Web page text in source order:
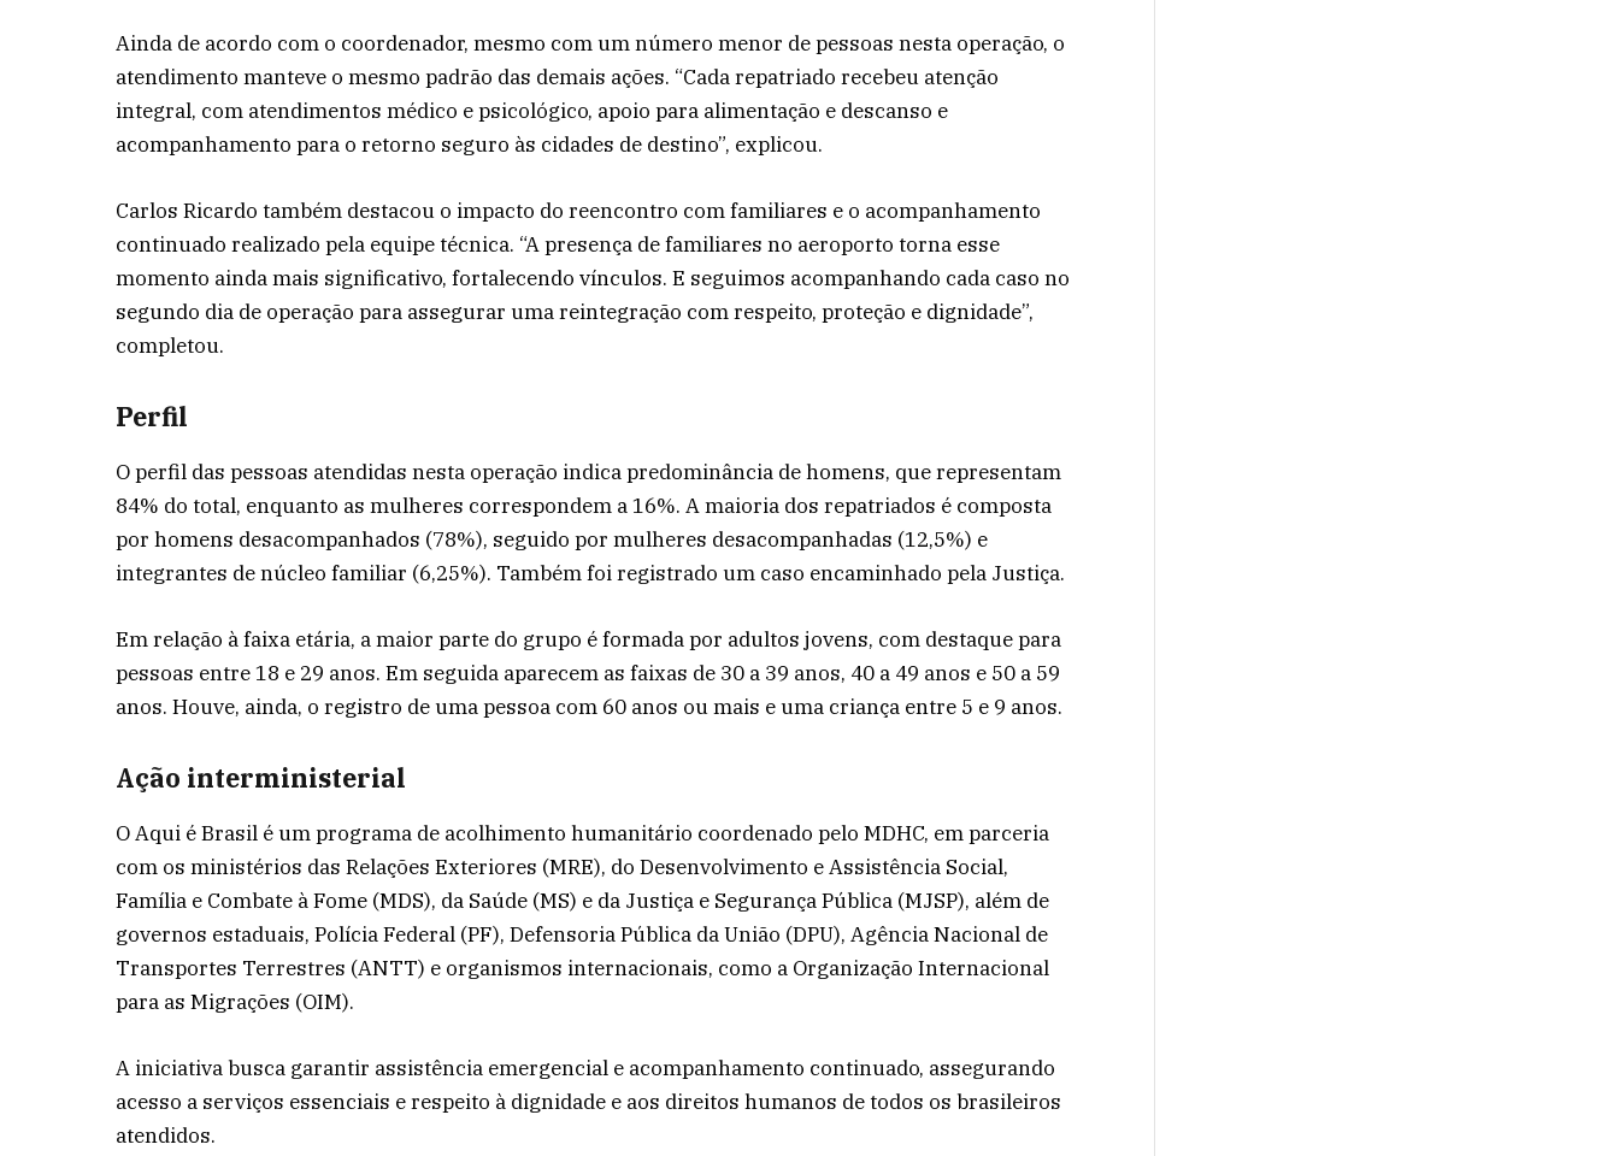
Ainda de acordo com o coordenador, mesmo com um número menor de pessoas nesta operação, o
atendimento manteve o mesmo padrão das demais ações. “Cada repatriado recebeu atenção
integral, com atendimentos médico e psicológico, apoio para alimentação e descanso e
acompanhamento para o retorno seguro às cidades de destino”, explicou.
Carlos Ricardo também destacou o impacto do reencontro com familiares e o acompanhamento
continuado realizado pela equipe técnica. “A presença de familiares no aeroporto torna esse
momento ainda mais significativo, fortalecendo vínculos. E seguimos acompanhando cada caso no
segundo dia de operação para assegurar uma reintegração com respeito, proteção e dignidade”,
completou.
Perfil
O perfil das pessoas atendidas nesta operação indica predominância de homens, que representam
84% do total, enquanto as mulheres correspondem a 16%. A maioria dos repatriados é composta
por homens desacompanhados (78%), seguido por mulheres desacompanhadas (12,5%) e
integrantes de núcleo familiar (6,25%). Também foi registrado um caso encaminhado pela Justiça.
Em relação à faixa etária, a maior parte do grupo é formada por adultos jovens, com destaque para
pessoas entre 18 e 29 anos. Em seguida aparecem as faixas de 30 a 39 anos, 40 a 49 anos e 50 a 59
anos. Houve, ainda, o registro de uma pessoa com 60 anos ou mais e uma criança entre 5 e 9 anos.
Ação interministerial
O Aqui é Brasil é um programa de acolhimento humanitário coordenado pelo MDHC, em parceria
com os ministérios das Relações Exteriores (MRE), do Desenvolvimento e Assistência Social,
Família e Combate à Fome (MDS), da Saúde (MS) e da Justiça e Segurança Pública (MJSP), além de
governos estaduais, Polícia Federal (PF), Defensoria Pública da União (DPU), Agência Nacional de
Transportes Terrestres (ANTT) e organismos internacionais, como a Organização Internacional
para as Migrações (OIM).
A iniciativa busca garantir assistência emergencial e acompanhamento continuado, assegurando
acesso a serviços essenciais e respeito à dignidade e aos direitos humanos de todos os brasileiros
atendidos.